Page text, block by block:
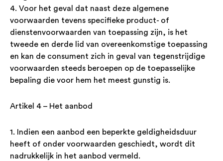
4. Voor het geval dat naast deze algemene
voorwaarden tevens specifieke product- of
dienstenvoorwaarden van toepassing zijn, is het
tweede en derde lid van overeenkomstige toepassing
en kan de consument zich in geval van tegenstrijdige
voorwaarden steeds beroepen op de toepasselijke
bepaling die voor hem het meest gunstig is.
Artikel 4 – Het aanbod
1. Indien een aanbod een beperkte geldigheidsduur
heeft of onder voorwaarden geschiedt, wordt dit
nadrukkelijk in het aanbod vermeld.